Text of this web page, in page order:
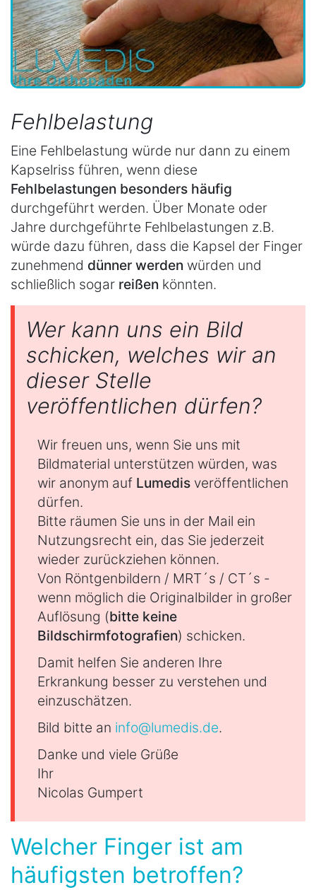
Fehlbelastung
Eine Fehlbelastung würde nur dann zu einem
Kapselriss führen, wenn diese
Fehlbelastungen besonders häufig
durchgeführt werden. Über Monate oder
Jahre durchgeführte Fehlbelastungen z.B.
würde dazu führen, dass die Kapsel der Finger
zunehmend dünner werden würden und
schließlich sogar reißen könnten.
Wer kann uns ein Bild
schicken, welches wir an
dieser Stelle
veröffentlichen dürfen?
Wir freuen uns, wenn Sie uns mit
Bildmaterial unterstützen würden, was
wir anonym auf Lumedis veröffentlichen
dürfen.
Bitte räumen Sie uns in der Mail ein
Nutzungsrecht ein, das Sie jederzeit
wieder zurückziehen können.
Von Röntgenbildern / MRT´s / CT´s -
wenn möglich die Originalbilder in großer
Auflösung (bitte keine
Bildschirmfotografien) schicken.
Damit helfen Sie anderen Ihre
Erkrankung besser zu verstehen und
einzuschätzen.
Bild bitte an info@lumedis.de.
Danke und viele Grüße
Ihr
Nicolas Gumpert
Welcher Finger ist am
häufigsten betroffen?